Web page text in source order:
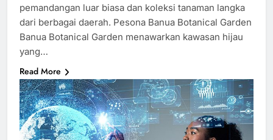
pemandangan luar biasa dan koleksi tanaman langka
dari berbagai daerah. Pesona Banua Botanical Garden
Banua Botanical Garden menawarkan kawasan hijau
yang…
Read More